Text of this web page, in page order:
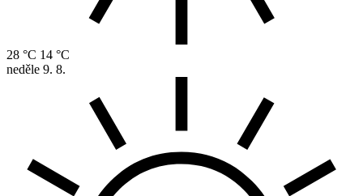
28 °C 14 °C
neděle 9. 8.